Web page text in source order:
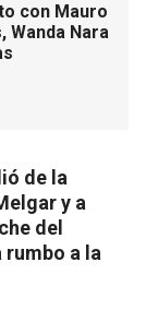
con Mauro
Wanda Nara
de la
y a
del
a la